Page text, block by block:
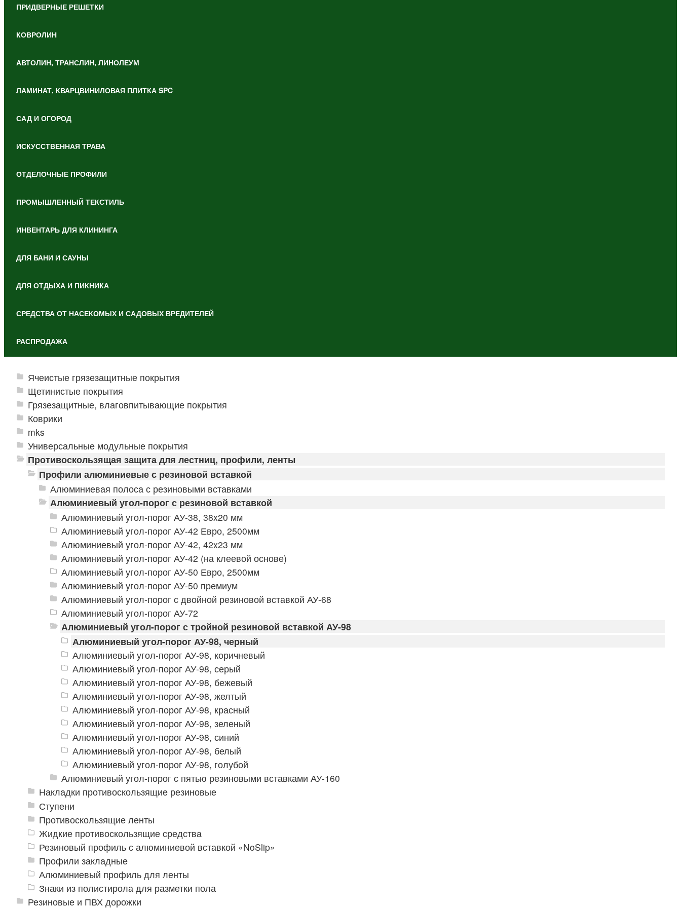
ПРИДВЕРНЫЕ РЕШЕТКИ
КОВРОЛИН
АВТОЛИН, ТРАНСЛИН, ЛИНОЛЕУМ
ЛАМИНАТ, КВАРЦВИНИЛОВАЯ ПЛИТКА SPC
САД И ОГОРОД
ИСКУССТВЕННАЯ ТРАВА
ОТДЕЛОЧНЫЕ ПРОФИЛИ
ПРОМЫШЛЕННЫЙ ТЕКСТИЛЬ
ИНВЕНТАРЬ ДЛЯ КЛИНИНГА
ДЛЯ БАНИ И САУНЫ
ДЛЯ ОТДЫХА И ПИКНИКА
СРЕДСТВА ОТ НАСЕКОМЫХ И САДОВЫХ ВРЕДИТЕЛЕЙ
РАСПРОДАЖА
Ячеистые грязезащитные покрытия
Щетинистые покрытия
Грязезащитные, влаговпитывающие покрытия
Коврики
mks
Универсальные модульные покрытия
Противоскользящая защита для лестниц, профили, ленты
Профили алюминиевые с резиновой вставкой
Алюминиевая полоса с резиновыми вставками
Алюминиевый угол-порог с резиновой вставкой
Алюминиевый угол-порог АУ-38, 38x20 мм
Алюминиевый угол-порог АУ-42 Евро, 2500мм
Алюминиевый угол-порог АУ-42, 42x23 мм
Алюминиевый угол-порог АУ-42 (на клеевой основе)
Алюминиевый угол-порог АУ-50 Евро, 2500мм
Алюминиевый угол-порог АУ-50 премиум
Алюминиевый угол-порог с двойной резиновой вставкой АУ-68
Алюминиевый угол-порог АУ-72
Алюминиевый угол-порог с тройной резиновой вставкой АУ-98
Алюминиевый угол-порог АУ-98, черный
Алюминиевый угол-порог АУ-98, коричневый
Алюминиевый угол-порог АУ-98, серый
Алюминиевый угол-порог АУ-98, бежевый
Алюминиевый угол-порог АУ-98, желтый
Алюминиевый угол-порог АУ-98, красный
Алюминиевый угол-порог АУ-98, зеленый
Алюминиевый угол-порог АУ-98, синий
Алюминиевый угол-порог АУ-98, белый
Алюминиевый угол-порог АУ-98, голубой
Алюминиевый угол-порог с пятью резиновыми вставками АУ-160
Накладки противоскользящие резиновые
Ступени
Противоскользящие ленты
Жидкие противоскользящие средства
Резиновый профиль с алюминиевой вставкой «NoSlip»
Профили закладные
Алюминиевый профиль для ленты
Знаки из полистирола для разметки пола
Резиновые и ПВХ дорожки